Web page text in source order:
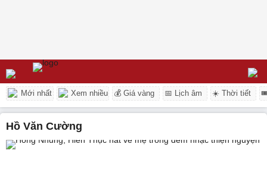
Mới nhất Xem nhiều 💰 Giá vàng 📅 Lịch âm ☀️ Thời tiết
Hồ Văn Cường